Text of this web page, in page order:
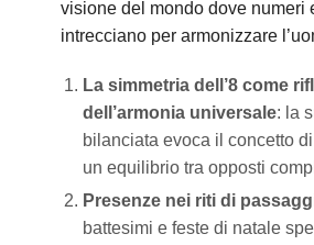
visione del mondo dove numeri
intrecciano per armonizzare
La simmetria dell’8 come
dell’armonia universale: la
bilanciata evoca il concetto
un equilibrio tra opposti
Presenze nei riti di
battesimi e feste di natale